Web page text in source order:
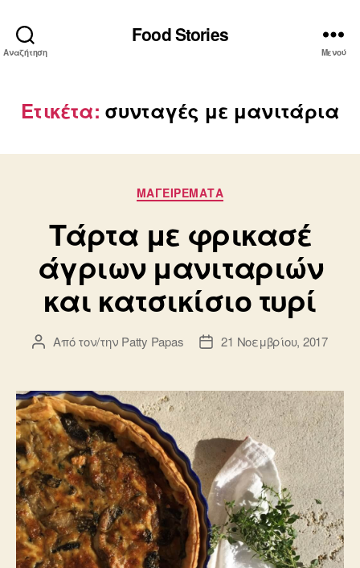
Αναζήτηση
Food Stories
Μενού
Ετικέτα: συνταγές με μανιτάρια
Κατηγορίες
ΜΑΓΕΙΡΕΜΑΤΑ
Τάρτα με φρικασέ
άγριων μανιταριών
και κατσικίσιο τυρί
Συντάκτης
Από τον/την Patty Papas
Ημ.21 Νοεμβρίου, 2017